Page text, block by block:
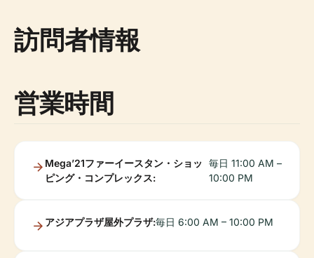
訪問者情報
営業時間
Mega’21ファーイースタン・ショッ
ピング・コンプレックス:
毎日 11:00 AM –
10:00 PM
アジアプラザ屋外プラザ:毎日 6:00 AM – 10:00 PM